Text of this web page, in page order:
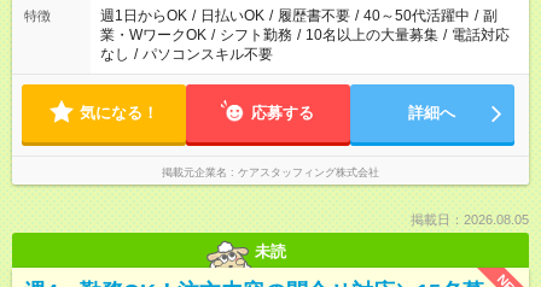
特徴 週1日からOK / 日払いOK / 履歴書不要 / 40～50代活躍中 / 副
業・WワークOK / シフト勤務 / 10名以上の大量募集 / 電話対応
なし / パソコンスキル不要
気になる！ 応募する 詳細へ
掲載元企業名 ケアスタッフィング株式会社
掲載日：2026.08.05
未読